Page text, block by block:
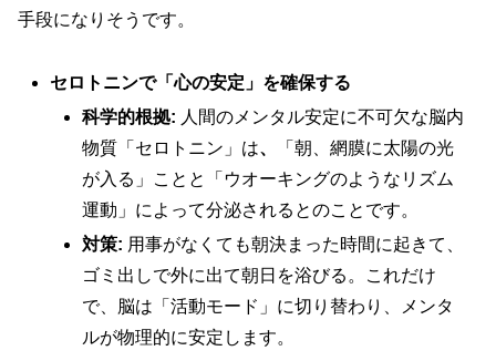
手段になりそうです。
セロトニンで「心の安定」を確保する
科学的根拠: 人間のメンタル安定に不可欠な脳内
物質「セロトニン」は、
「朝、網膜に太陽の光
が入る」ことと「ウオーキングのようなリズム
運動」によって分泌されるとのことです。
対策: 用事がなくても朝決まった時間に起きて、
ゴミ出しで外に出て朝日を浴びる。これだけ
で、脳は「活動モード」に切り替わり、メンタ
ルが物理的に安定します。